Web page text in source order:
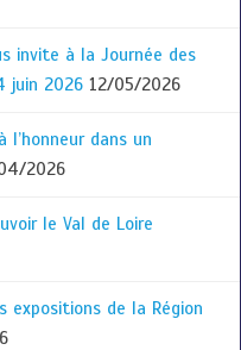
invite à la Journée des
juin 2026 12/05/2026
dans un
2026
le Val de Loire
de la Région